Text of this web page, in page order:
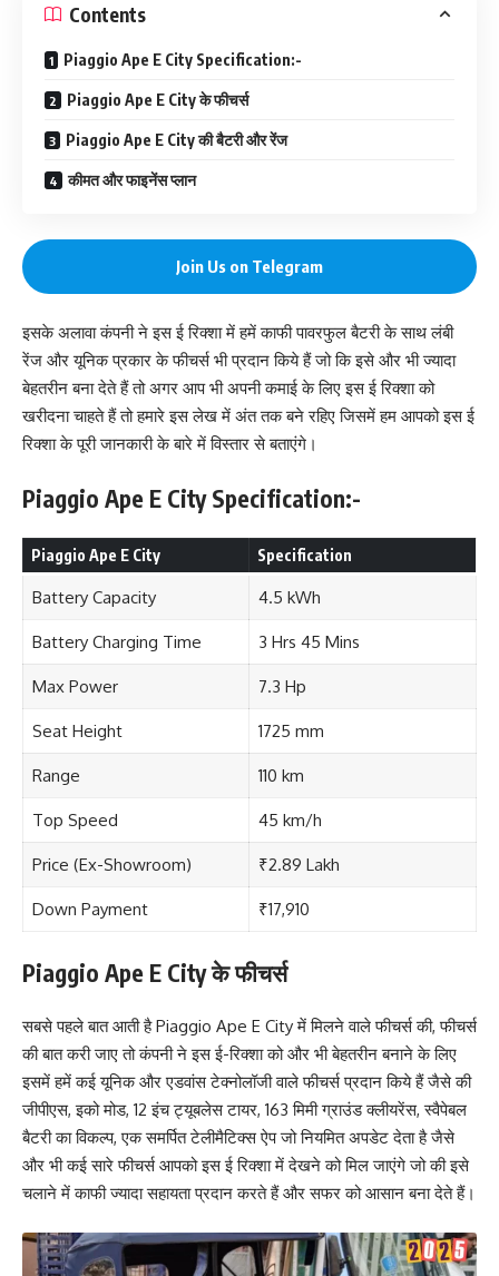
Contents
Piaggio Ape E City Specification:-
Piaggio Ape E City के फीचर्स
Piaggio Ape E City की बैटरी और रेंज
कीमत और फाइनेंस प्लान
Join Us on Telegram
इसके अलावा कंपनी ने इस ई रिक्शा में हमें काफी पावरफुल बैटरी के साथ लंबी
रेंज और यूनिक प्रकार के फीचर्स भी प्रदान किये हैं जो कि इसे और भी ज्यादा
बेहतरीन बना देते हैं तो अगर आप भी अपनी कमाई के लिए इस ई रिक्शा को
खरीदना चाहते हैं तो हमारे इस लेख में अंत तक बने रहिए जिसमें हम आपको इस ई
रिक्शा के पूरी जानकारी के बारे में विस्तार से बताएंगे।
Piaggio Ape E City Specification:-
Piaggio Ape E City Specification
Battery Capacity 4.5 kWh
Battery Charging Time 3 Hrs 45 Mins
Max Power 7.3 Hp
Seat Height 1725 mm
Range 110 km
Top Speed 45 km/h
Price (Ex-Showroom) ₹2.89 Lakh
Down Payment ₹17,910
Piaggio Ape E City के फीचर्स
सबसे पहले बात आती है Piaggio Ape E City में मिलने वाले फीचर्स की, फीचर्स
की बात करी जाए तो कंपनी ने इस ई-रिक्शा को और भी बेहतरीन बनाने के लिए
इसमें हमें कई यूनिक और एडवांस टेक्नोलॉजी वाले फीचर्स प्रदान किये हैं जैसे की
जीपीएस, इको मोड, 12 इंच ट्यूबलेस टायर, 163 मिमी ग्राउंड क्लीयरेंस, स्वैपेबल
बैटरी का विकल्प, एक समर्पित टेलीमैटिक्स ऐप जो नियमित अपडेट देता है जैसे
और भी कई सारे फीचर्स आपको इस ई रिक्शा में देखने को मिल जाएंगे जो की इसे
चलाने में काफी ज्यादा सहायता प्रदान करते हैं और सफर को आसान बना देते हैं।